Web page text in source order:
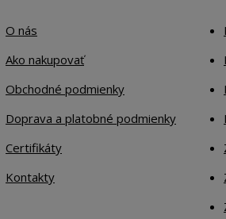
O nás
Ako nakupovať
Obchodné podmienky
Doprava a platobné podmienky
Certifikáty
Kontakty